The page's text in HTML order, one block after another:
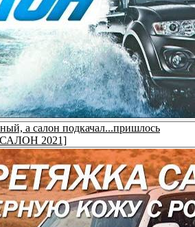
а салон подкачал...пришлось
2021]